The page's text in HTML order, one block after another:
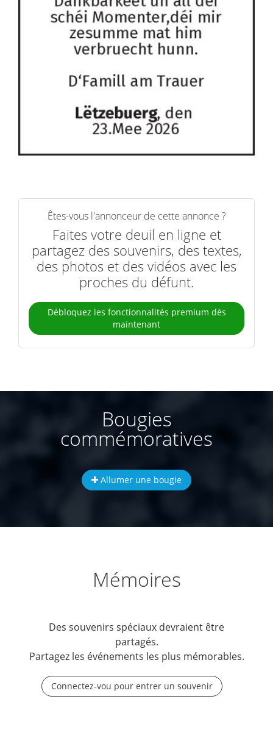
Êtes-vous l'annonceur de cette annonce ?
Faites votre deuil en ligne et
partagez des souvenirs, des textes,
des photos et des vidéos avec les
proches du défunt.
Débloquez les fonctionnalités premium dès
maintenant
Bougies
commémoratives
Allumer une bougie
Mémoires
Des souvenirs spéciaux devraient être
partagés.
Partagez les événements les plus mémorables.
Connectez-vou pour entrer un souvenir